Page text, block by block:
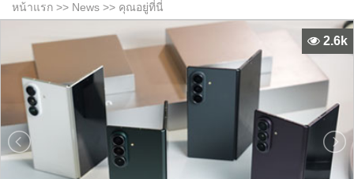
หน้าแรก >> News >> คุณอยู่ที่นี่
2.6k